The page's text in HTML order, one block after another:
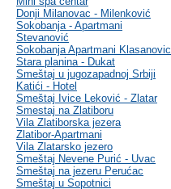
Donji Milanovac - Milenković
Sokobanja - Apartmani
Stevanović
Sokobanja Apartmani Klasanovic
Stara planina - Dukat
Smeštaj u jugozapadnoj Srbiji
Katići - Hotel
Smeštaj Ivice Leković - Zlatar
Smestaj na Zlatiboru
Vila Zlatiborska jezera
Zlatibor-Apartmani
Vila Zlatarsko jezero
Smeštaj Nevene Purić - Uvac
Smeštaj na jezeru Perućac
Smeštaj u Sopotnici